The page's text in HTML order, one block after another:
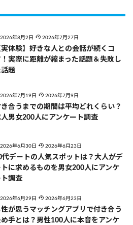
2026年8月2日 2026年7月27日
実体験】好きな人との会話が続くコ
！実際に距離が縮まった話題＆失敗し
話題
2026年7月19日 2026年7月9日
合うまでの期間は平均どれくらい？
男女200人にアンケート調査
2026年6月30日 2026年6月23日
代デートの人気スポットは？大人がデ
トに求めるものを男女200人にアンケ
ト調査
2026年6月29日 2026年6月23日
が思うマッチングアプリで付き合う
手とは？男性100人に本音をアンケ